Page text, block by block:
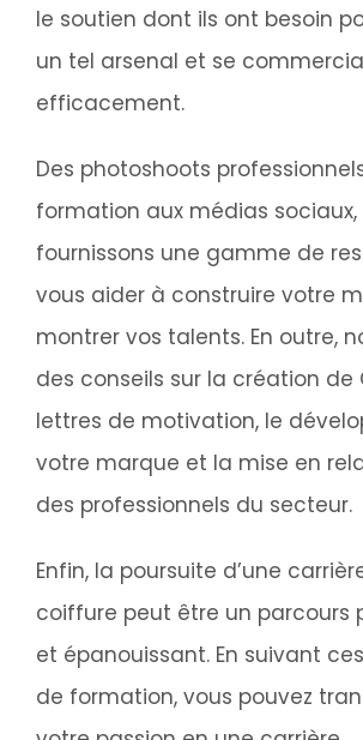
le soutien dont ils ont besoin
un tel arsenal et se
efficacement.
Des photoshoots
formation aux médias sociaux,
fournissons une gamme de
vous aider à construire votre
montrer vos talents. En outre,
des conseils sur la création de
lettres de motivation, le
votre marque et la mise en
des professionnels du secteur.
Enfin, la poursuite d’une
coiffure peut être un parcours
et épanouissant. En suivant
de formation, vous pouvez